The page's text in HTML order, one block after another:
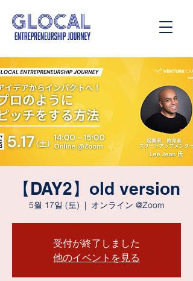
【DAY2】old version
5월 17일 (토)
  |
オンライン @Zoom
受付が終了しました
他のイベントを見る